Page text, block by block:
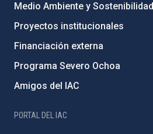
Medio Ambiente y Sostenibilidad
Proyectos institucionales
Financiación externa
Programa Severo Ochoa
Amigos del IAC
PORTAL DEL IAC